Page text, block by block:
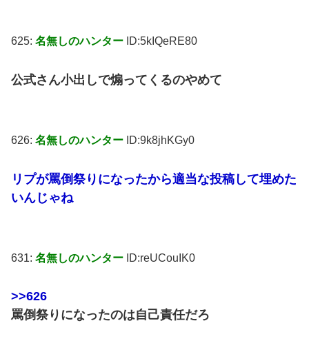
625: 名無しのハンター ID:5kIQeRE80
公式さん小出しで煽ってくるのやめて
626: 名無しのハンター ID:9k8jhKGy0
リプが罵倒祭りになったから適当な投稿して埋めた
いんじゃね
631: 名無しのハンター ID:reUCouIK0
>>626
罵倒祭りになったのは自己責任だろ